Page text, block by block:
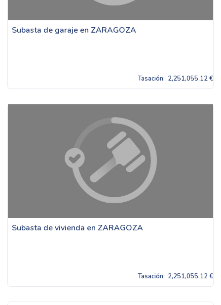
Subasta de garaje en ZARAGOZA
Tasación: 2,251,055.12 €
Subasta de vivienda en ZARAGOZA
Tasación: 2,251,055.12 €